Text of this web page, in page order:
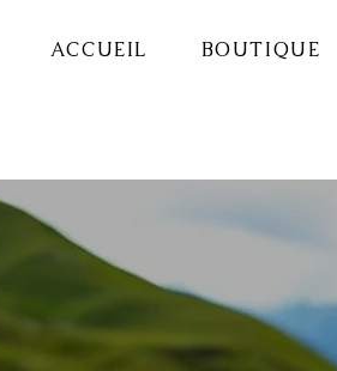
ACCUEIL BOUTIQUE